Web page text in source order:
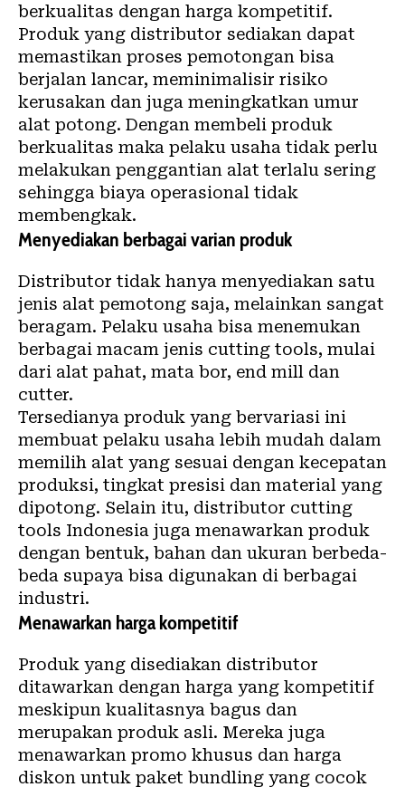
berkualitas dengan harga kompetitif.
Produk yang distributor sediakan dapat
memastikan proses pemotongan bisa
berjalan lancar, meminimalisir risiko
kerusakan dan juga meningkatkan umur
alat potong. Dengan membeli produk
berkualitas maka pelaku usaha tidak perlu
melakukan penggantian alat terlalu sering
sehingga biaya operasional tidak
membengkak.
Menyediakan berbagai varian produk
Distributor tidak hanya menyediakan satu
jenis alat pemotong saja, melainkan sangat
beragam. Pelaku usaha bisa menemukan
berbagai macam jenis cutting tools, mulai
dari alat pahat, mata bor, end mill dan
cutter.
Tersedianya produk yang bervariasi ini
membuat pelaku usaha lebih mudah dalam
memilih alat yang sesuai dengan kecepatan
produksi, tingkat presisi dan material yang
dipotong. Selain itu, distributor cutting
tools Indonesia juga menawarkan produk
dengan bentuk, bahan dan ukuran berbeda-
beda supaya bisa digunakan di berbagai
industri.
Menawarkan harga kompetitif
Produk yang disediakan distributor
ditawarkan dengan harga yang kompetitif
meskipun kualitasnya bagus dan
merupakan produk asli. Mereka juga
menawarkan promo khusus dan harga
diskon untuk paket bundling yang cocok